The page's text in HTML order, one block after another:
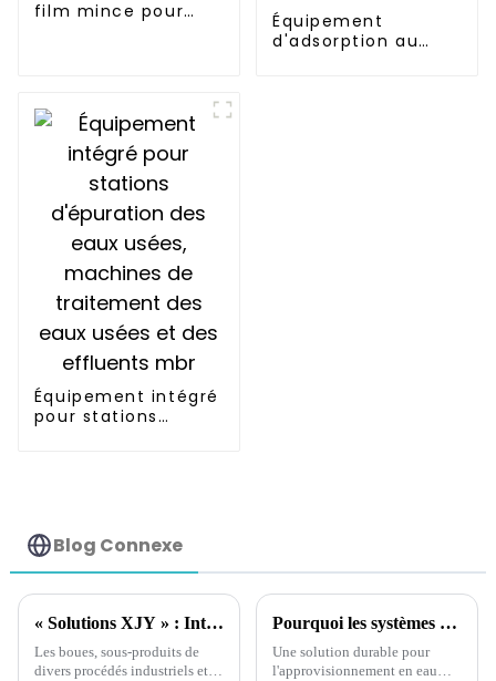
film mince pour
boues
Équipement
d'adsorption au
Équipement intégré
pour stations
effluents mbr
Blog Connexe
« Solutions XJY » : Introduction axée sur le référencement : exploiter le potentiel de la déshydratation des boues pour la gestion des eaux usées.
Les boues, sous-produits de
divers procédés industriels et
Pourquoi les systèmes de dessalement à moyenne échelle constituent-ils une option d’approvisionnement en eau durable ?
Une solution durable pour
l'approvisionnement en eau